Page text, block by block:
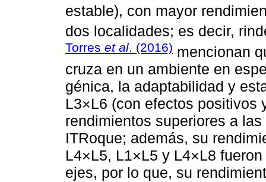
estable), con mayor
dos localidades; es decir,
Torres et al. (2016) mencionan
cruza en un ambiente en
génica, la adaptabilidad y
L3×L6 (con efectos positivos
rendimientos superiores a
ITRoque; además, su
L4×L5, L1×L5 y L4×L8
ejes, por lo que, su